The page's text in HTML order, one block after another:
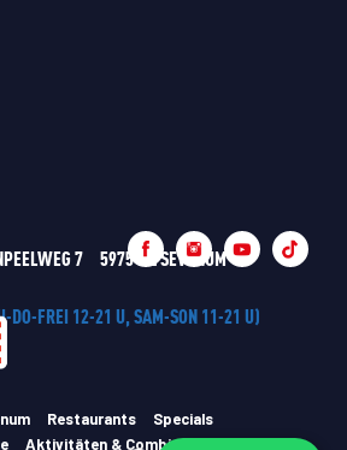
7
5975 MZ SEVENUM
DO-FREI 12-21 U, SAM-SON 11-21 U)
Restaurants
Specials
Aktivitäten & Combideals Privacy